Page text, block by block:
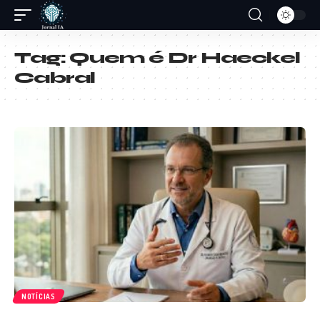
Tag:Quem é Dr Haeckel
Cabral
NOTÍCIAS